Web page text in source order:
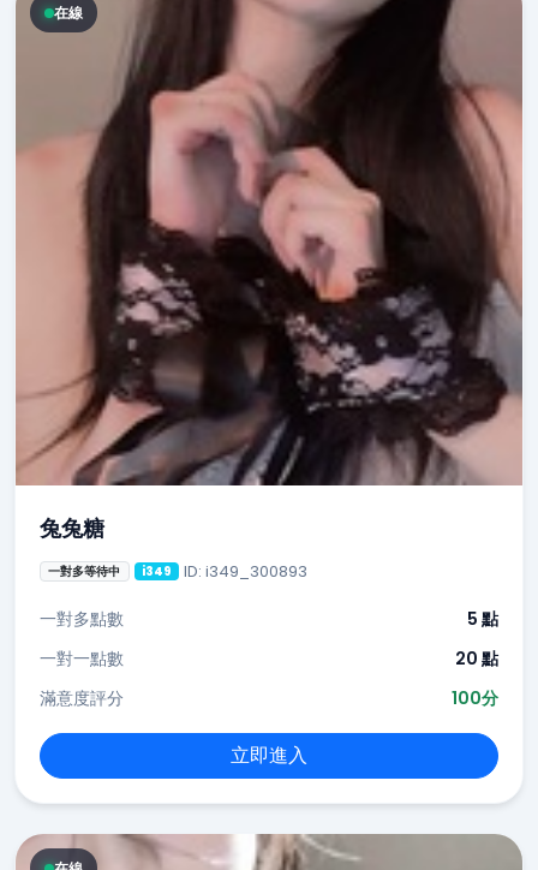
在線
兔兔糖
一對多等待中 i349 ID: i349_300893
一對多點數
5 點
一對一點數
20 點
滿意度評分
100分
立即進入